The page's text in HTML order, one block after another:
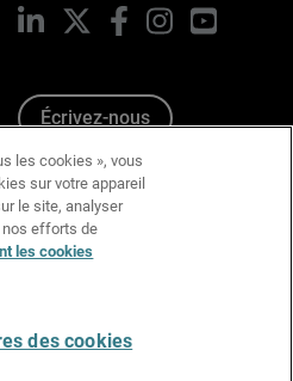
LinkedIn FacebookInstagramYouTube
Écrivez-nous
les cookies », vous
sur votre appareil
le site, analyser
efforts de
les cookies
des cookies